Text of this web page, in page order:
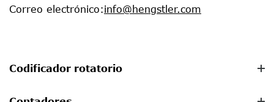
Correo electrónico:info@hengstler.com
Codificador rotatorio